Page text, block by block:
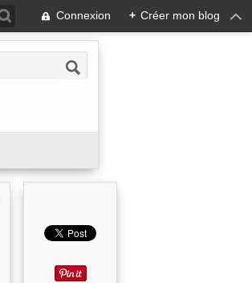
Connexion + Créer mon blog